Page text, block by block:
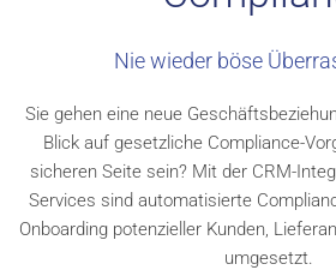
Nie wieder böse
Sie gehen eine neue
Blick auf gesetzliche Compliance-
sicheren Seite sein? Mit der CRM-
Services sind automatisierte
Onboarding potenzieller Kunden,
umgesetzt.